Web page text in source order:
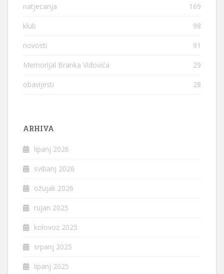
natjecanja 169
klub 98
novosti 91
Memorijal Branka Vidovića 29
obavijesti 28
ARHIVA
lipanj 2026
svibanj 2026
ožujak 2026
rujan 2025
kolovoz 2025
srpanj 2025
lipanj 2025